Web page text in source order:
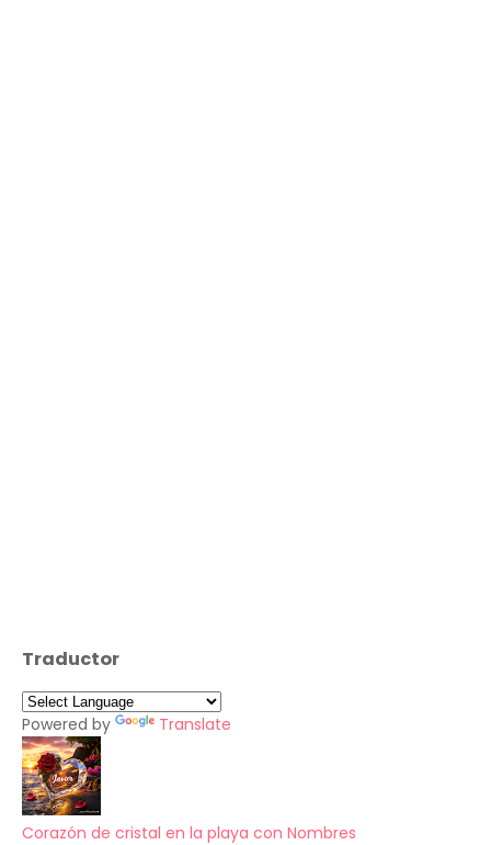
Traductor
Powered by Translate
Corazón de cristal en la playa con Nombres